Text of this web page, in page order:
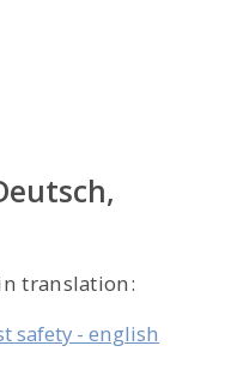
translation:
safety - english